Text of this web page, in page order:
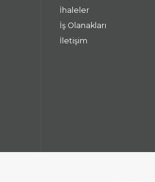
İhaleler
İş Olanakları
İletişim